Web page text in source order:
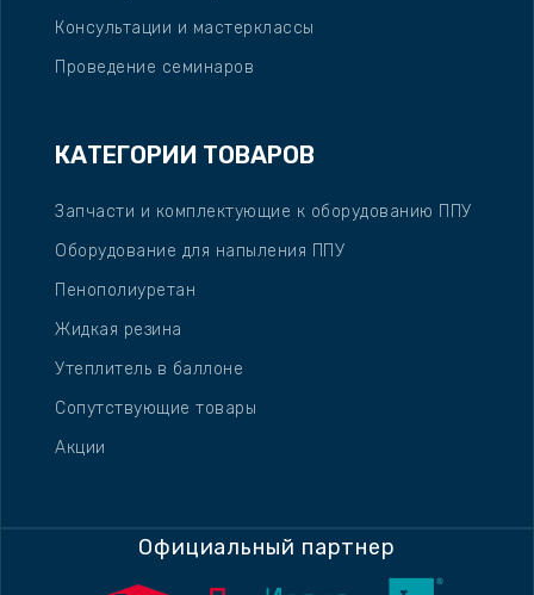
Консультации и мастерклассы
Проведение семинаров
КАТЕГОРИИ ТОВАРОВ
Запчасти и комплектующие к оборудованию ППУ
Оборудование для напыления ППУ
Пенополиуретан
Жидкая резина
Утеплитель в баллоне
Сопутствующие товары
Акции
Официальный партнер